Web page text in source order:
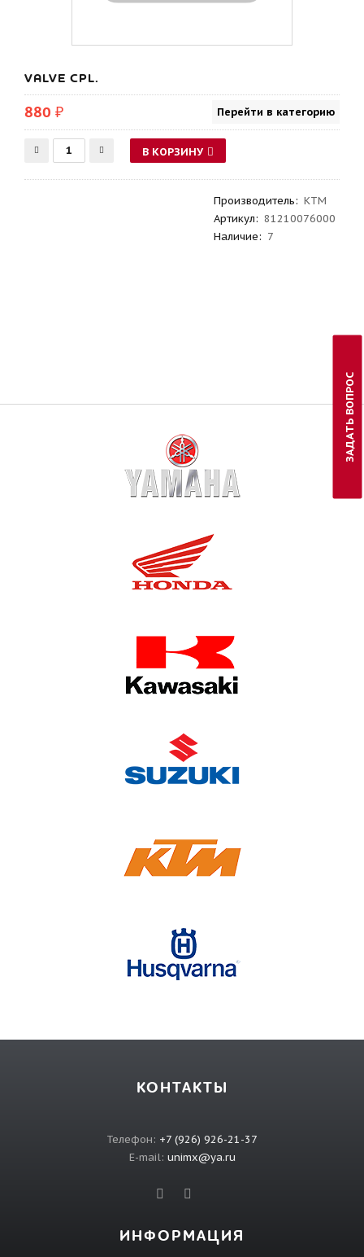
VALVE CPL.
880 ₽ Перейти в категорию
В КОРЗИНУ
Производитель: KTM
Артикул: 81210076000
Наличие: 7
КОНТАКТЫ
Телефон: +7 (926) 926-21-37
E-mail: unimx@ya.ru
ИНФОРМАЦИЯ
ЗАДАТЬ ВОПРОС